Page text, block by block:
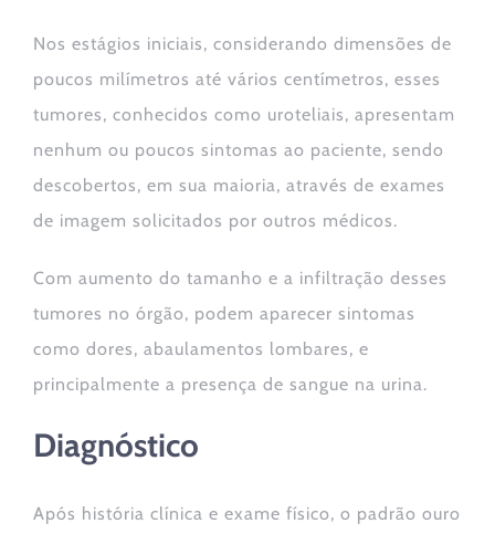
Nos estágios iniciais, considerando dimensões de
poucos milímetros até vários centímetros, esses
tumores, conhecidos como uroteliais, apresentam
nenhum ou poucos sintomas ao paciente, sendo
descobertos, em sua maioria, através de exames
de imagem solicitados por outros médicos.
Com aumento do tamanho e a infiltração desses
tumores no órgão, podem aparecer sintomas
como dores, abaulamentos lombares, e
principalmente a presença de sangue na urina.
Diagnóstico
Após história clínica e exame físico, o padrão ouro